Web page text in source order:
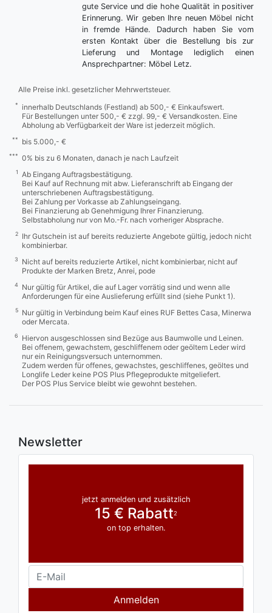
gute Service und die hohe Qualität in positiver
Erinnerung. Wir geben Ihre neuen Möbel nicht
in fremde Hände. Dadurch haben Sie vom
ersten Kontakt über die Bestellung bis zur
Lieferung und Montage lediglich einen
Ansprechpartner: Möbel Letz.
Alle Preise inkl. gesetzlicher Mehrwertsteuer.
*
innerhalb Deutschlands (Festland) ab 500,- € Einkaufswert.
Für Bestellungen unter 500,- € zzgl. 99,- € Versandkosten. Eine
Abholung ab Verfügbarkeit der Ware ist jederzeit möglich.
** bis 5.000,- €
*** 0% bis zu 6 Monaten, danach je nach Laufzeit
1
Ab Eingang Auftragsbestätigung.
Bei Kauf auf Rechnung mit abw. Lieferanschrift ab Eingang der
unterschriebenen Auftragsbestätigung.
Bei Zahlung per Vorkasse ab Zahlungseingang.
Bei Finanzierung ab Genehmigung Ihrer Finanzierung.
Selbstabholung nur von Mo.-Fr. nach vorheriger Absprache.
2
Ihr Gutschein ist auf bereits reduzierte Angebote gültig, jedoch nicht
kombinierbar.
3
Nicht auf bereits reduzierte Artikel, nicht kombinierbar, nicht auf
Produkte der Marken Bretz, Anrei, pode
4
Nur gültig für Artikel, die auf Lager vorrätig sind und wenn alle
Anforderungen für eine Auslieferung erfüllt sind (siehe Punkt 1).
5
Nur gültig in Verbindung beim Kauf eines RUF Bettes Casa, Minerwa
oder Mercata.
6
Hiervon ausgeschlossen sind Bezüge aus Baumwolle und Leinen.
Bei offenem, gewachstem, geschliffenem oder geöltem Leder wird
nur ein Reinigungsversuch unternommen.
Zudem werden für offenes, gewachstes, geschliffenes, geöltes und
Longlife Leder keine POS Plus Pflegeprodukte mitgeliefert.
Der POS Plus Service bleibt wie gewohnt bestehen.
Newsletter
jetzt anmelden und zusätzlich
15 € Rabatt2
on top erhalten.
Anmelden